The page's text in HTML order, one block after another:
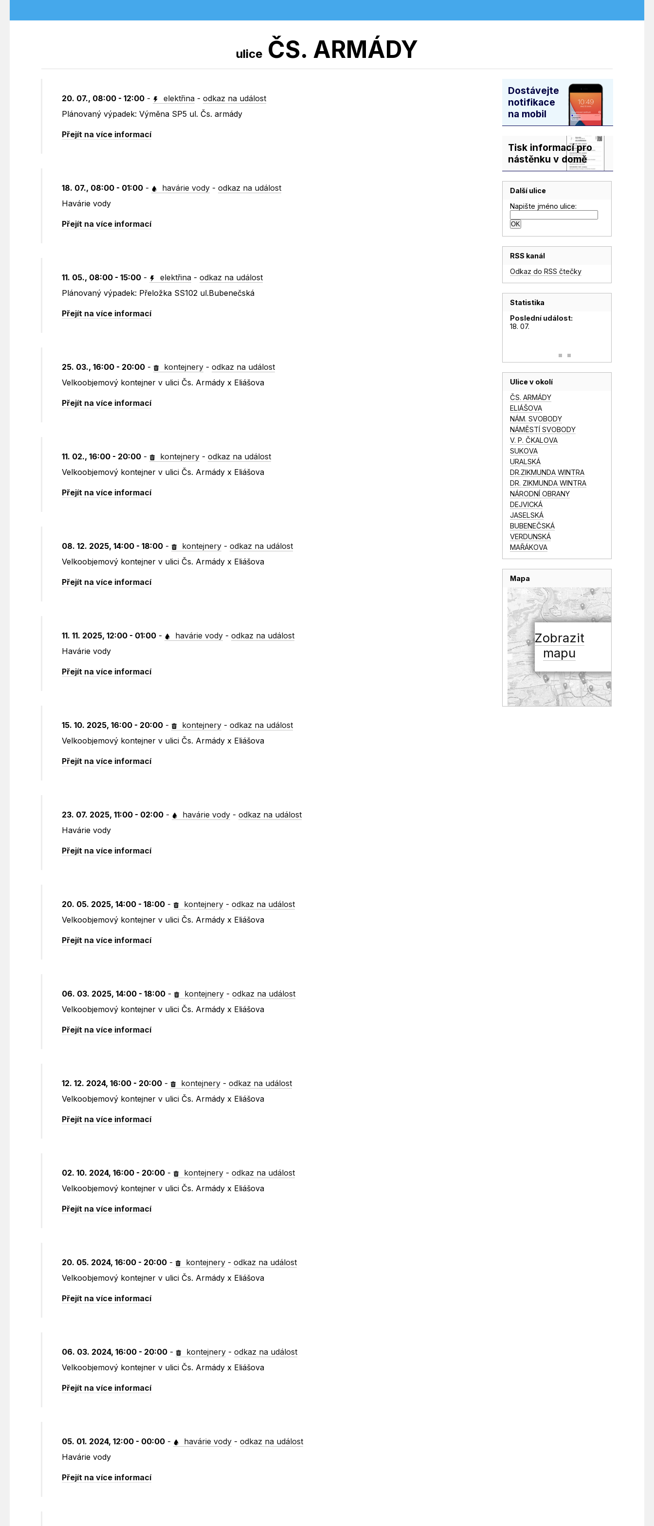
ulice ČS. ARMÁDY
20. 07., 08:00 - 12:00 - elektřina -odkaz na událost
Plánovaný výpadek: Výměna SP5 ul. Čs. armády
Přejít na více informací
18. 07., 08:00 - 01:00 - havárie vody -odkaz na událost
Havárie vody
Přejít na více informací
11. 05., 08:00 - 15:00 - elektřina -odkaz na událost
Plánovaný výpadek: Přeložka SS102 ul.Bubenečská
Přejít na více informací
25. 03., 16:00 - 20:00 - kontejnery -odkaz na událost
Velkoobjemový kontejner v ulici Čs. Armády x Eliášova
Přejít na více informací
11. 02., 16:00 - 20:00 - kontejnery -odkaz na událost
Velkoobjemový kontejner v ulici Čs. Armády x Eliášova
Přejít na více informací
08. 12. 2025, 14:00 - 18:00 - kontejnery -odkaz na událost
Velkoobjemový kontejner v ulici Čs. Armády x Eliášova
Přejít na více informací
11. 11. 2025, 12:00 - 01:00 - havárie vody -odkaz na událost
Havárie vody
Přejít na více informací
15. 10. 2025, 16:00 - 20:00 - kontejnery -odkaz na událost
Velkoobjemový kontejner v ulici Čs. Armády x Eliášova
Přejít na více informací
23. 07. 2025, 11:00 - 02:00 - havárie vody -odkaz na událost
Havárie vody
Přejít na více informací
20. 05. 2025, 14:00 - 18:00 - kontejnery -odkaz na událost
Velkoobjemový kontejner v ulici Čs. Armády x Eliášova
Přejít na více informací
06. 03. 2025, 14:00 - 18:00 - kontejnery -odkaz na událost
Velkoobjemový kontejner v ulici Čs. Armády x Eliášova
Přejít na více informací
12. 12. 2024, 16:00 - 20:00 - kontejnery -odkaz na událost
Velkoobjemový kontejner v ulici Čs. Armády x Eliášova
Přejít na více informací
02. 10. 2024, 16:00 - 20:00 - kontejnery -odkaz na událost
Velkoobjemový kontejner v ulici Čs. Armády x Eliášova
Přejít na více informací
20. 05. 2024, 16:00 - 20:00 - kontejnery -odkaz na událost
Velkoobjemový kontejner v ulici Čs. Armády x Eliášova
Přejít na více informací
06. 03. 2024, 16:00 - 20:00 - kontejnery -odkaz na událost
Velkoobjemový kontejner v ulici Čs. Armády x Eliášova
Přejít na více informací
05. 01. 2024, 12:00 - 00:00 - havárie vody -odkaz na událost
Havárie vody
Přejít na více informací
Dostávejte
notifikace
na mobil
Tisk informací pro
nástěnku v domě
Další ulice
Napište jméno ulice:
RSS kanál
Odkaz do RSS čtečky
Statistika
Poslední událost:
18. 07.
Ulice v okolí
ČS. ARMÁDY
ELIÁŠOVA
NÁM. SVOBODY
NÁMĚSTÍ SVOBODY
V. P. ČKALOVA
SUKOVA
URALSKÁ
DR.ZIKMUNDA WINTRA
DR. ZIKMUNDA WINTRA
NÁRODNÍ OBRANY
DEJVICKÁ
JASELSKÁ
BUBENEČSKÁ
VERDUNSKÁ
MAŘÁKOVA
Mapa
Zobrazit
mapu